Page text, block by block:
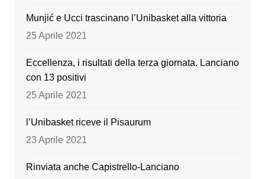
Munjić e Ucci trascinano l’Unibasket alla vittoria
25 Aprile 2021
Eccellenza, i risultati della terza giornata. Lanciano
con 13 positivi
25 Aprile 2021
l’Unibasket riceve il Pisaurum
23 Aprile 2021
Rinviata anche Capistrello-Lanciano